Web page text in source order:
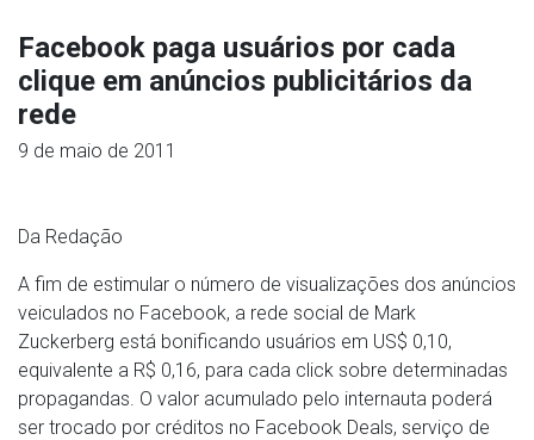
Facebook paga usuários por cada
clique em anúncios publicitários da
rede
9 de maio de 2011
Da Redação
A fim de estimular o número de visualizações dos anúncios
veiculados no Facebook, a rede social de Mark
Zuckerberg está bonificando usuários em US$ 0,10,
equivalente a R$ 0,16, para cada click sobre determinadas
propagandas. O valor acumulado pelo internauta poderá
ser trocado por créditos no Facebook Deals, serviço de